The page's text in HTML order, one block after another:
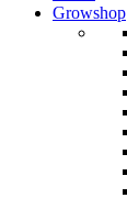
Growshop